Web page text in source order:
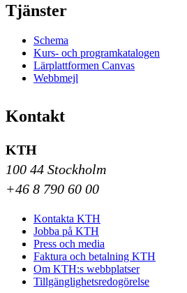
Tjänster
Schema
Kurs- och programkatalogen
Lärplattformen Canvas
Webbmejl
Kontakt
KTH
100 44 Stockholm
+46 8 790 60 00
Kontakta KTH
Jobba på KTH
Press och media
Faktura och betalning KTH
Om KTH:s webbplatser
Tillgänglighetsredogörelse